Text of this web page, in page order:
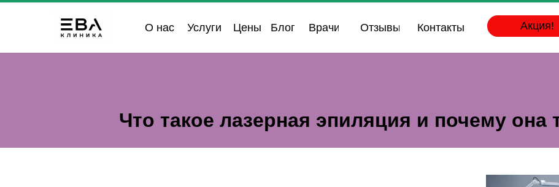
О нас Цены Блог
Услуги Контакты
Врачи Отзывы Акция!
Что такое лазерная эпиляция и почему она